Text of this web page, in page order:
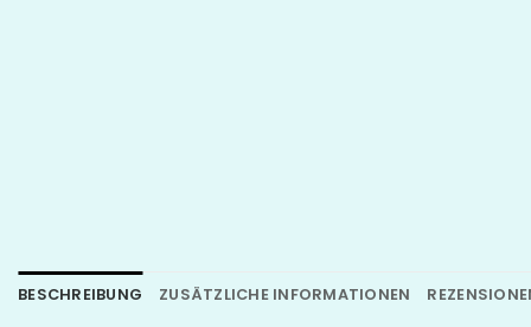
BESCHREIBUNG ZUSÄTZLICHE INFORMATIONEN